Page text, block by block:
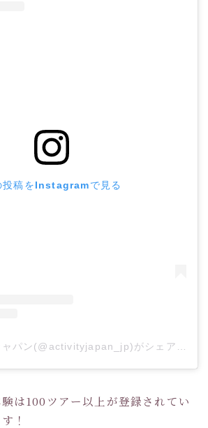
投稿をInstagramで見る
は100ツアー以上が登録されてい
！